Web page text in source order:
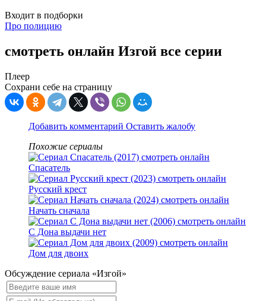
Входит в подборки
Про полицию
смотреть онлайн Изгой все серии
Плеер
Сохрани себе на страницу
Добавить комментарий Оставить жалобу
Похожие сериалы
Спасатель
Русский крест
Начать сначала
С Дона выдачи нет
Дом для двоих
Обсуждение сериала «Изгой»